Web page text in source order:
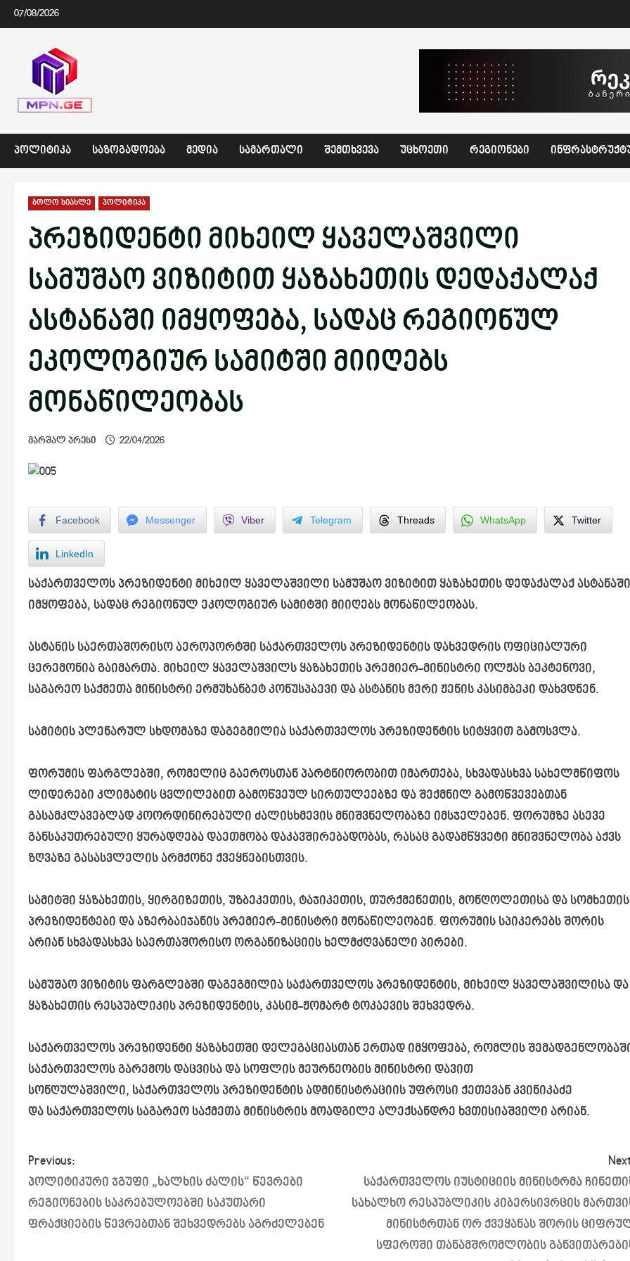
Skip
to
07/08/2026
ᲞᲝᲚᲘᲢᲘᲙᲐ ᲡᲐᲖᲝᲒᲐᲓᲝᲔᲑᲐ ᲛᲔᲓᲘᲐ ᲡᲐᲛᲐᲠᲗᲐᲚᲘ ᲨᲔᲛᲗᲮᲕᲔᲕᲐ ᲣᲪᲮᲝᲔᲗᲘ ᲠᲔᲒᲘᲝᲜᲔᲑᲘ
ბოლო სიახლე პოლიტიკა
პრეზიდენტი მიხეილ ყაველაშვილი
სამუშაო ვიზიტით ყაზახეთის დედაქალაქ
ასტანაში იმყოფება, სადაც რეგიონულ
ეკოლოგიურ სამიტში მიიღებს
მონაწილეობას
მარშალ პრესი 22/04/2026
Facebook Messenger Viber Telegram Threads WhatsApp Twitter
LinkedIn
საქართველოს პრეზიდენტი მიხეილ ყაველაშვილი სამუშაო ვიზიტით ყაზახეთის დედაქალაქ ასტანაში
იმყოფება, სადაც რეგიონულ ეკოლოგიურ სამიტში მიიღებს მონაწილეობას.
ასტანის საერთაშორისო აეროპორტში საქართველოს პრეზიდენტის დახვედრის ოფიციალური
ცერემონია გაიმართა. მიხეილ ყაველაშვილს ყაზახეთის პრემიერ-მინისტრი ოლჟას ბეკტენოვი,
საგარეო საქმეთა მინისტრი ერმუხანბეტ კონუსპაევი და ასტანის მერი ჟენის კასიმბეკი დახვდნენ.
სამიტის პლენარულ სხდომაზე დაგეგმილია საქართველოს პრეზიდენტის სიტყვით გამოსვლა.
ფორუმის ფარგლებში, რომელიც გაეროსთან პარტნიორობით იმართება, სხვადასხვა სახელმწიფოს
ლიდერები კლიმატის ცვლილებით გამოწვეულ სირთულეებზე და შექმნილ გამოწვევებთან
გასამკლავებლად კოორდინირებული ძალისხმევის მნიშვნელობაზე იმსჯელებენ. ფორუმზე ასევე
განსაკუთრებული ყურადღება დაეთმობა დაკავშირებადობას, რასაც გადამწყვეტი მნიშვნელობა აქვს
ზღვაზე გასასვლელის არმქონე ქვეყნებისთვის.
სამიტში ყაზახეთის, ყირგიზეთის, უზბეკეთის, ტაჯიკეთის, თურქმენეთის, მონღოლეთისა და სომხეთის
პრეზიდენტები და აზერბაიჯანის პრემიერ-მინისტრი მონაწილეობენ. ფორუმის სპიკერებს შორის
არიან სხვადასხვა საერთაშორისო ორგანიზაციის ხელმძღვანელი პირები.
სამუშაო ვიზიტის ფარგლებში დაგეგმილია საქართველოს პრეზიდენტის, მიხეილ ყაველაშვილისა და
ყაზახეთის რესპუბლიკის პრეზიდენტის, კასიმ-ჟომარტ ტოკაევის შეხვედრა.
საქართველოს პრეზიდენტი ყაზახეთში დელეგაციასთან ერთად იმყოფება, რომლის
საქართველოს გარემოს დაცვისა და სოფლის მეურნეობის მინისტრი დავით
სონღულაშვილი, საქართველოს პრეზიდენტის ადმინისტრაციის უფროსი ქეთევან კვინიკაძე
და საქართველოს საგარეო საქმეთა მინისტრის მოადგილე ალექსანდრე ხვთისიაშვილი არიან.
P
o
s
Previous:
პოლიტიკური ჯგუფი „ხალხის ძალის“ წევრები
რეგიონების საკრებულოებში საკუთარი
ფრაქციების წევრებთან შეხვედრებს აგრძელებენ
საქართველოს იუსტიციის მინისტრმა
სახალხო რესპუბლიკის კიბერსივრცის
მინისტრთან ორ ქვეყანას შორის
სფეროში თანამშრომლობის